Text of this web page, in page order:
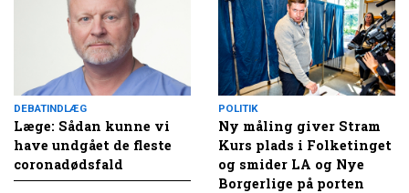
DEBATINDLÆG
Læge: Sådan kunne vi
have undgået de fleste
coronadødsfald
POLITIK
Ny måling giver Stram
Kurs plads i Folketinget
og smider LA og Nye
Borgerlige på porten